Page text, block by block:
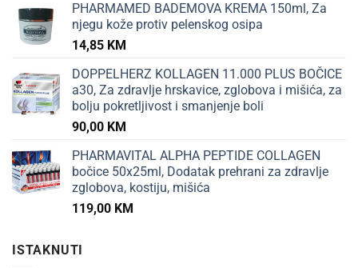
PHARMAMED BADEMOVA KREMA 150ml, Za
njegu kože protiv pelenskog osipa
14,85 KM
DOPPELHERZ KOLLAGEN 11.000 PLUS BOČICE
a30, Za zdravlje hrskavice, zglobova i mišića, za
bolju pokretljivost i smanjenje boli
90,00 KM
PHARMAVITAL ALPHA PEPTIDE COLLAGEN
bočice 50x25ml, Dodatak prehrani za zdravlje
zglobova, kostiju, mišića
119,00 KM
ISTAKNUTI